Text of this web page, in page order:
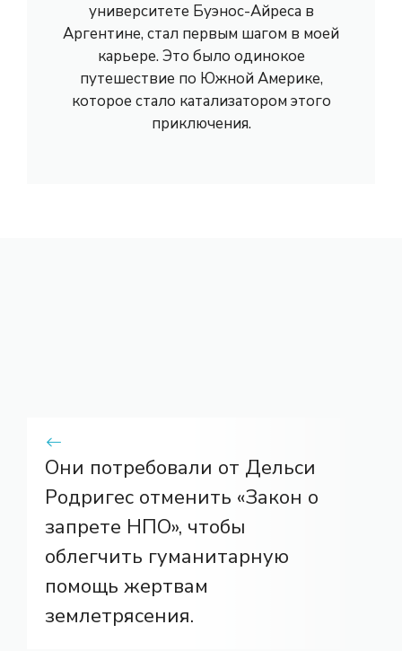
университете Буэнос-Айреса в
Аргентине, стал первым шагом в моей
карьере. Это было одинокое
путешествие по Южной Америке,
которое стало катализатором этого
приключения.
Они потребовали от Дельси
Родригес отменить «Закон о
запрете НПО», чтобы
облегчить гуманитарную
помощь жертвам
землетрясения.